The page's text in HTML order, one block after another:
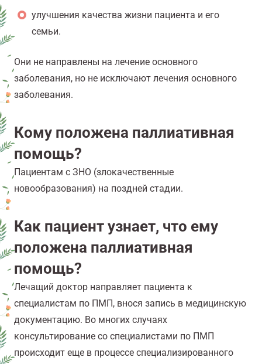
улучшения качества жизни пациента и его
семьи.
Они не направлены на лечение основного
заболевания, но не исключают лечения основного
заболевания.
Кому положена паллиативная
помощь?
Пациентам с ЗНО (злокачественные
новообразования) на поздней стадии.
Как пациент узнает, что ему
положена паллиативная
помощь?
Лечащий доктор направляет пациента к
специалистам по ПМП, внося запись в медицинскую
документацию. Во многих случаях
консультирование со специалистами по ПМП
происходит еще в процессе специализированного